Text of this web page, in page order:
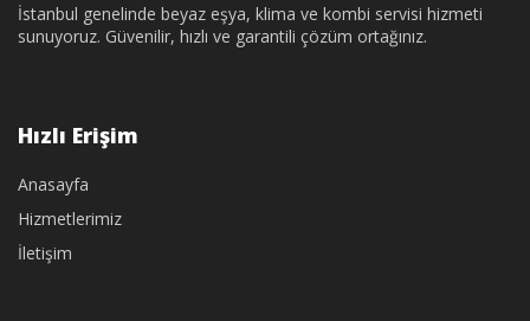
İstanbul genelinde beyaz eşya, klima ve kombi servisi hizmeti
sunuyoruz. Güvenilir, hızlı ve garantili çözüm ortağınız.
Hızlı Erişim
Anasayfa
Hizmetlerimiz
İletişim